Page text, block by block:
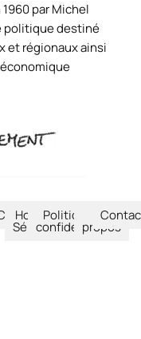
par Michel
politique destiné
et régionaux ainsi
Hors-
Séries
Politique de
confidentialité
À
propos